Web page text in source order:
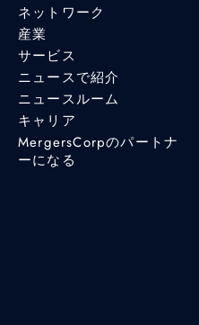
ネットワーク
産業
サービス
ニュースで紹介
ニュースルーム
キャリア
MergersCorpのパートナ
ーになる